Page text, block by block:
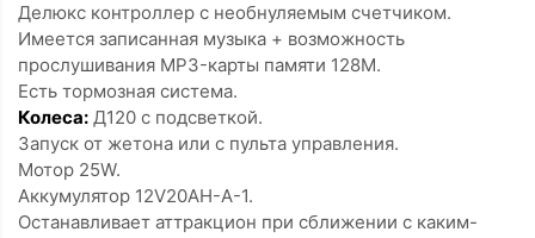
Делюкс контроллер с необнуляемым счетчиком.
Имеется записанная музыка + возможность
прослушивания MP3-карты памяти 128М.
Есть тормозная система.
Колеса: Д120 с подсветкой.
Запуск от жетона или с пульта управления.
Мотор 25W.
Аккумулятор 12V20AH-A-1.
Останавливает аттракцион при сближении с каким-